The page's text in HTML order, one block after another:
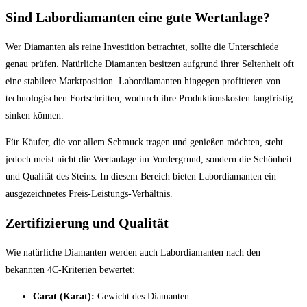
Sind Labordiamanten eine gute Wertanlage?
Wer Diamanten als reine Investition betrachtet, sollte die Unterschiede
genau prüfen. Natürliche Diamanten besitzen aufgrund ihrer Seltenheit oft
eine stabilere Marktposition. Labordiamanten hingegen profitieren von
technologischen Fortschritten, wodurch ihre Produktionskosten langfristig
sinken können.
Für Käufer, die vor allem Schmuck tragen und genießen möchten, steht
jedoch meist nicht die Wertanlage im Vordergrund, sondern die Schönheit
und Qualität des Steins. In diesem Bereich bieten Labordiamanten ein
ausgezeichnetes Preis-Leistungs-Verhältnis.
Zertifizierung und Qualität
Wie natürliche Diamanten werden auch Labordiamanten nach den
bekannten 4C-Kriterien bewertet:
Carat (Karat): Gewicht des Diamanten